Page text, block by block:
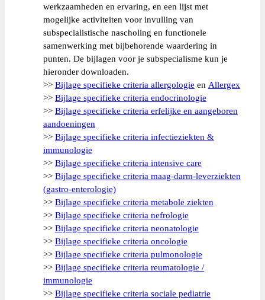
werkzaamheden en ervaring, en een lijst met
mogelijke activiteiten voor invulling van
subspecialistische nascholing en functionele
samenwerking met bijbehorende waardering in
punten. De bijlagen voor je subspecialisme kun je
hieronder downloaden.
>> Bijlage specifieke criteria allergologie en Allergex
>> Bijlage specifieke criteria endocrinologie
>> Bijlage specifieke criteria erfelijke en aangeboren
aandoeningen
>> Bijlage specifieke criteria infectieziekten &
immunologie
>> Bijlage specifieke criteria intensive care
>> Bijlage specifieke criteria maag-darm-leverziekten
(gastro-enterologie)
>> Bijlage specifieke criteria metabole ziekten
>> Bijlage specifieke criteria nefrologie
>> Bijlage specifieke criteria neonatologie
>> Bijlage specifieke criteria oncologie
>> Bijlage specifieke criteria pulmonologie
>> Bijlage specifieke criteria reumatologie /
immunologie
>> Bijlage specifieke criteria sociale pediatrie